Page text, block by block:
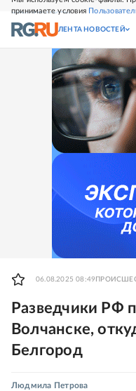
принимаете условия
СВЕЖИЙ НОМЕР
ЛЕНТА НОВОСТЕЙ
06.08.2025 08:49
Разведчики РФ
Волчанске,
Белгород
Людмила Петрова